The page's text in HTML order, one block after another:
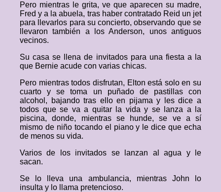
Pero mientras le grita, ve que aparecen su madre,
Fred y a la abuela, tras haber contratado Reid un jet
para llevarlos para su concierto, observando que se
llevaron también a los Anderson, unos antiguos
vecinos.
Su casa se llena de invitados para una fiesta a la
que Bernie acude con varias chicas.
Pero mientras todos disfrutan, Elton está solo en su
cuarto y se toma un puñado de pastillas con
alcohol, bajando tras ello en pijama y les dice a
todos que se va a quitar la vida y se lanza a la
piscina, donde, mientras se hunde, se ve a sí
mismo de niño tocando el piano y le dice que echa
de menos su vida.
Varios de los invitados se lanzan al agua y le
sacan.
Se lo lleva una ambulancia, mientras John lo
insulta y lo llama pretencioso.